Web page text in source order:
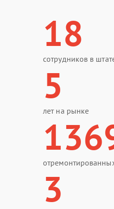
18
сотрудников в
5
лет на рынке
3